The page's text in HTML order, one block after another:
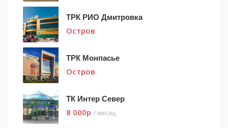
ТРК РИО Дмитровка
Остров
ТРК Монпасье
Остров
ТК Интер Север
8 000p / месяц